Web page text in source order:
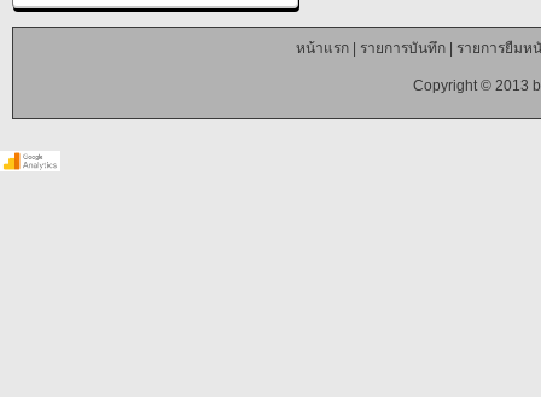
หน้าแรก| รายการบันทึก| รายการยืมห
Copyright © 2013